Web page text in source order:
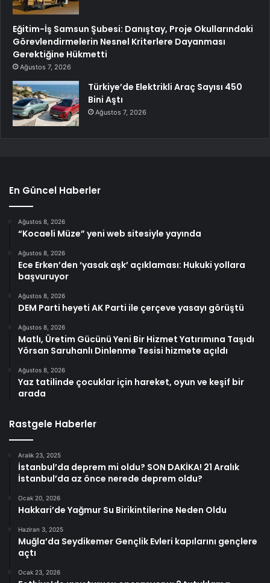
Eğitim-İş Samsun Şubesi: Danıştay, Proje Okullarındaki
Görevlendirmelerin Nesnel Kriterlere Dayanması
Gerektiğine Hükmetti
Ağustos 7, 2026
Türkiye’de Elektrikli Araç Sayısı 450
Bini Aştı
Ağustos 7, 2026
En Güncel Haberler
Ağustos 8, 2026
“Kocaeli Müze” yeni web sitesiyle yayında
Ağustos 8, 2026
Ece Erken’den ‘yasak aşk’ açıklaması: Hukuki yollara
başvuruyor
Ağustos 8, 2026
DEM Parti heyeti AK Parti ile çerçeve yasayı görüştü
Ağustos 8, 2026
Matlı, Üretim Gücünü Yeni Bir Hizmet Yatırımına Taşıdı
Yörsan Saruhanlı Dinlenme Tesisi hizmete açıldı
Ağustos 8, 2026
Yaz tatilinde çocuklar için hareket, oyun ve keşif bir
arada
Rastgele Haberler
Aralık 23, 2025
İstanbul’da deprem mi oldu? SON DAKİKA! 21 Aralık
İstanbul’da az önce nerede deprem oldu?
Ocak 20, 2026
Hakkari’de Yağmur Su Birikintilerine Neden Oldu
Haziran 3, 2025
Muğla’da Seydikemer Gençlik Evleri kapılarını gençlere
açtı
Ocak 23, 2026